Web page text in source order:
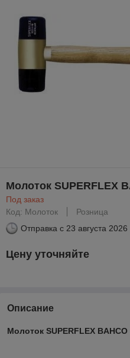
Молоток SUPERFLEX
Под заказ
Код: Молоток
Розница
Отправка с 23 августа 2026
Цену уточняйте
Описание
Молоток SUPERFLEX BAHCO